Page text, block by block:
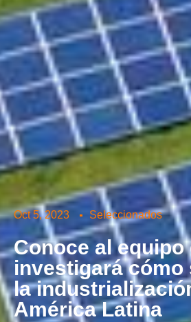
Oct 5, 2023 Seleccionados
Conoce al equipo
investigará cómo
la
América Latina